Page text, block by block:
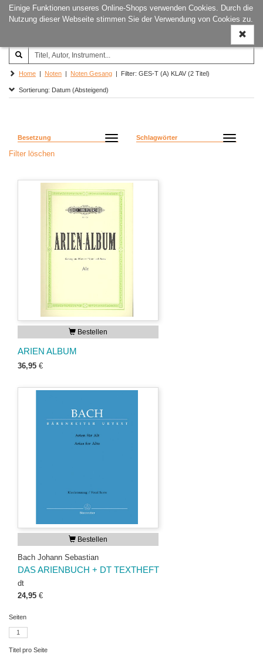
Einige Funktionen unseres Online-Shops verwenden Cookies. Durch die
Nutzung dieser Webseite stimmen Sie der Verwendung von Cookies zu.
ein-/
Joachim‐Trekel‐Musikverlag,
Hamburg
Home | Noten | Noten Gesang | Filter: GES-T (A) KLAV (2 Titel)
Sortierung: Datum (Absteigend)
Besetzung Schlagwörter
Filter löschen
Bestellen
ARIEN ALBUM
36,95 €
Bestellen
Bach Johann Sebastian
DAS ARIENBUCH + DT TEXTHEFT
dt
24,95 €
Seiten
1
Titel pro Seite